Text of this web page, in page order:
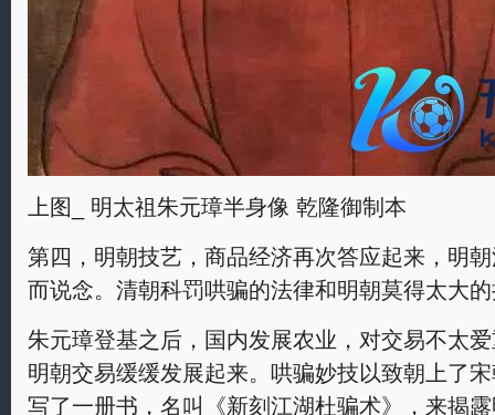
上图_ 明太祖朱元璋半身像 乾隆御制本
第四，明朝技艺，商品经济再次答应起来，明
而说念。清朝科罚哄骗的法律和明朝莫得太大
朱元璋登基之后，国内发展农业，对交易不太
明朝交易缓缓发展起来。哄骗妙技以致朝上了
写了一册书，名叫《新刻江湖杜骗术》，来揭